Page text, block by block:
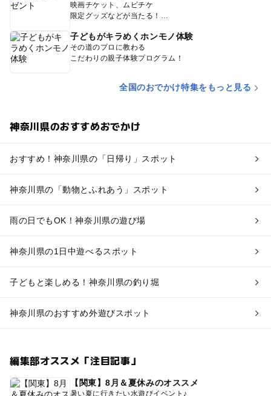
映画チケット、ムビチケ
限定グッズなどが当たる！
子どもがキラめくホンモノ体験
その道のプロに教わる
こだわりの親子体験プログラム！
全国のおでかけ特集をもっと見る
神奈川県のおすすめおでかけ
おすすめ！神奈川県の「日帰り」スポット
神奈川県の「動物とふれあう」スポット
雨の日でもOK！神奈川県の遊び場
神奈川県の1日中遊べるスポット
子どもと楽しめる！神奈川県の釣り堀
神奈川県のおすすめ外遊びスポット
編集部オススメ「注目記事」
【関東】8月＆夏休みのオススメ
暑い夏に行きたい水遊びイベント♪